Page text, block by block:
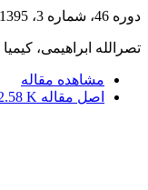
دوره 46، شماره 3، 1395، صفحه
تصرالله ابراهیمی،
مشاهده مقاله
اصل مقاله K